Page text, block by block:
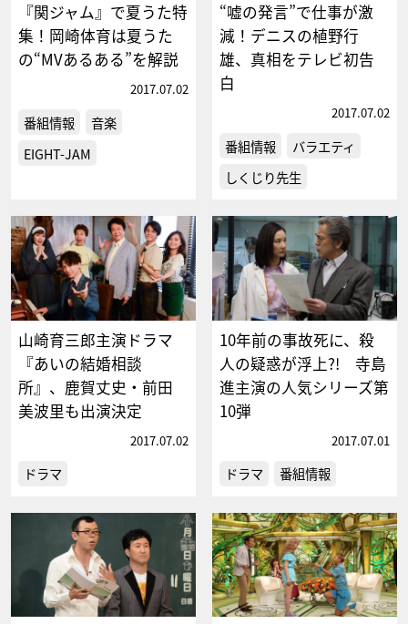
『関ジャム』で夏うた特
集！岡崎体育は夏うた
の“MVあるある”を解説
2017.07.02
番組情報
音楽
EIGHT-JAM
“嘘の発言”で仕事が激
減！デニスの植野行
雄、真相をテレビ初告
白
2017.07.02
番組情報
バラエティ
しくじり先生
山崎育三郎主演ドラマ
『あいの結婚相談
所』、鹿賀丈史・前田
美波里も出演決定
2017.07.02
ドラマ
10年前の事故死に、殺
人の疑惑が浮上?! 寺島
進主演の人気シリーズ第
10弾
2017.07.01
ドラマ 番組情報